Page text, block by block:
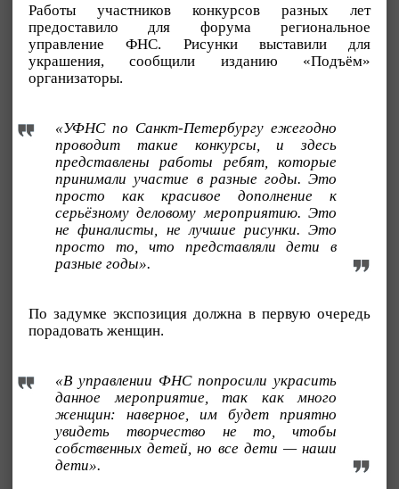
Работы участников конкурсов разных лет
предоставило для форума региональное
управление ФНС. Рисунки выставили для
украшения, сообщили изданию «Подъём»
организаторы.
«УФНС по Санкт-Петербургу ежегодно
проводит такие конкурсы, и здесь
представлены работы ребят, которые
принимали участие в разные годы. Это
просто как красивое дополнение к
серьёзному деловому мероприятию. Это
не финалисты, не лучшие рисунки. Это
просто то, что представляли дети в
разные годы».
По задумке экспозиция должна в первую очередь
порадовать женщин.
«В управлении ФНС попросили украсить
данное мероприятие, так как много
женщин: наверное, им будет приятно
увидеть творчество не то, чтобы
собственных детей, но все дети — наши
дети».